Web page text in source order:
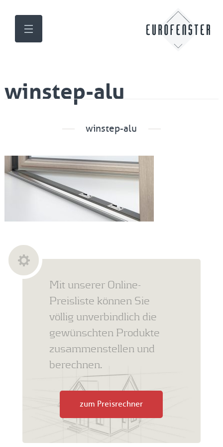
winstep-alu
winstep-alu
Mit unserer Online-
Preisliste können Sie
völlig unverbindlich die
gewünschten Produkte
zusammenstellen und
berechnen.
zum Preisrechner